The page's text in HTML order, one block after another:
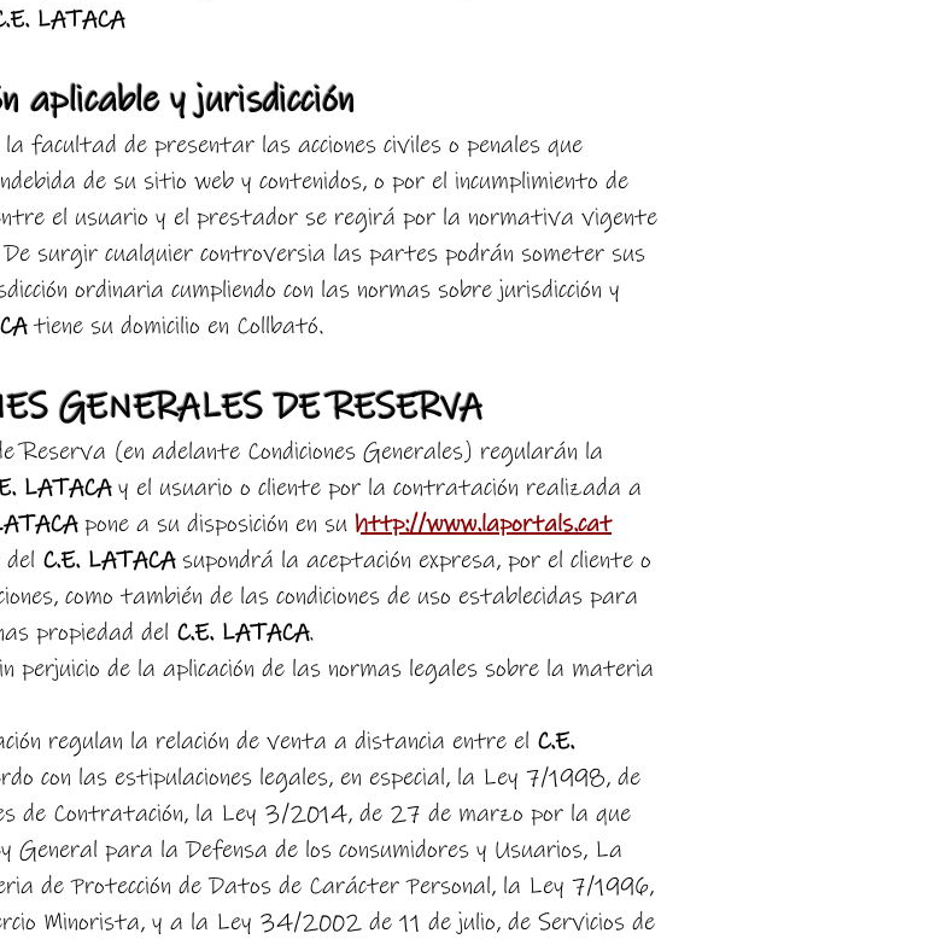
LATACA
aplicable y jurisdicción
facultad de presentar las acciones civiles o penales que
de su sitio web y contenidos, o por el incumplimiento de
el usuario y el prestador se regirá por la normativa vigente
surgir cualquier controversia las partes podrán someter sus
ordinaria cumpliendo con las normas sobre jurisdicción y
tiene su domicilio en Collbató.
GENERALES DE RESERVA
Reserva (en adelante Condiciones Generales) regularán la
LATACAy el usuario o cliente por la contratación realizada a
pone a su disposición en su http://www.laportals.cat
C.E. LATACAsupondrá la aceptación expresa, por el cliente o
como también de las condiciones de uso establecidas para
propiedad del C.E. LATACA.
perjuicio de la aplicación de las normas legales sobre la materia
regulan la relación de venta a distancia entre el C.E.
con las estipulaciones legales, en especial, la Ley 7/1998, de
de Contratación, la Ley 3/2014, de 27 de marzo por la que
para la Defensa de los consumidores y Usuarios, La
de Protección de Datos de Carácter Personal, la Ley 7/1996,
Minorista, y a la Ley 34/2002 de 11 de julio, de Servicios de